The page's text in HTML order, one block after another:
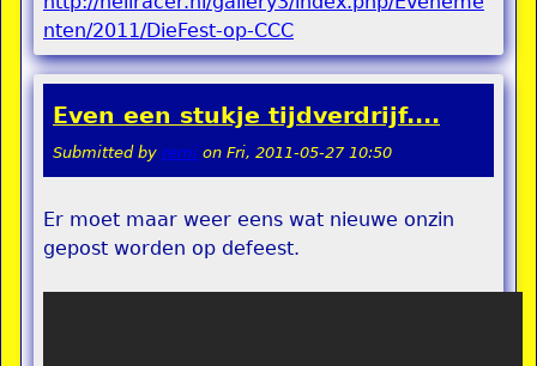
nten/2011/DieFest-op-CCC
Even een stukje tijdverdrijf....
Submitted by remi on Fri, 2011-05-27 10:50
Er moet maar weer eens wat nieuwe onzin
gepost worden op defeest.